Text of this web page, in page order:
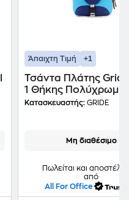
Άπαιχτη Τιμή +1
Τσάντα Πλάτης
1 Θήκης Πολύχρωμη
Κατασκευαστής: GRIDE
Μη διαθέσιμο
Πωλείται και
από
All For Office